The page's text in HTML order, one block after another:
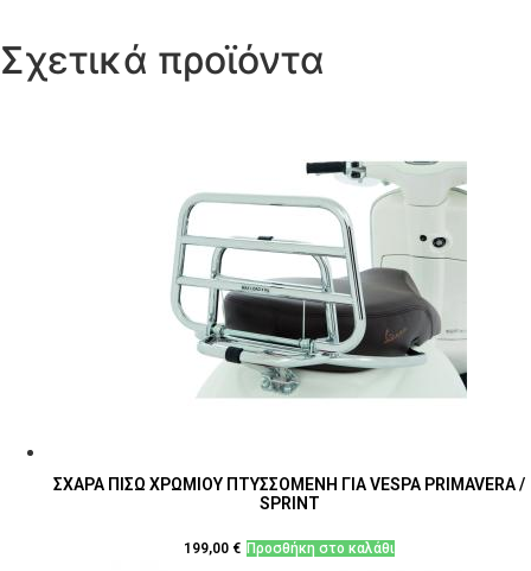
Σχετικά προϊόντα
ΣΧΑΡΑ ΠΙΣΩ ΧΡΩΜΙΟΥ ΠΤΥΣΣΟΜΕΝΗ ΓΙΑ VESPA PRIMAVERA /
SPRINT
199,00 € Προσθήκη στο καλάθι